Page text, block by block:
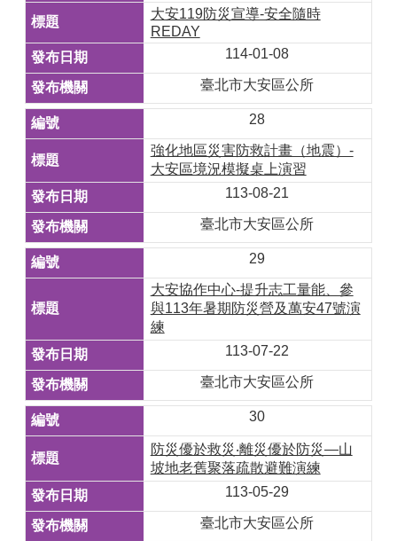
大安119防災宣導-安全隨時
REDAY
114-01-08
臺北市大安區公所
28
強化地區災害防救計畫（地震）-
大安區境況模擬桌上演習
113-08-21
臺北市大安區公所
29
大安協作中心-提升志工量能、參
與113年暑期防災營及萬安47號演
練
113-07-22
臺北市大安區公所
30
防災優於救災‧離災優於防災—山
坡地老舊聚落疏散避難演練
113-05-29
臺北市大安區公所